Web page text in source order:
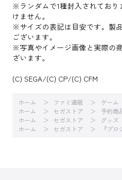
※ランダムで1種封入されてお
けません。
※サイズの表記は目安です。製
ございます。
※写真やイメージ画像と実際の
ざいます。
(C) SEGA/(C) CP/(C) CFM
ホーム ファミ通販 ゲーム
ホーム
セガストア
予約商
ホーム
セガストア
グッズ
ホーム
セガストア 『プ